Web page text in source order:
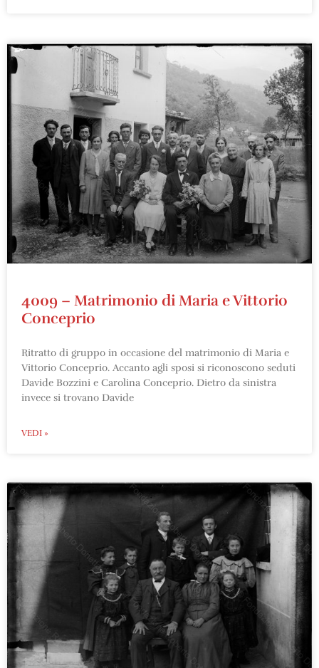
4009 – Matrimonio di Maria e Vittorio
Conceprio
Ritratto di gruppo in occasione del matrimonio di Maria e
Vittorio Conceprio. Accanto agli sposi si riconoscono seduti
Davide Bozzini e Carolina Conceprio. Dietro da sinistra
invece si trovano Davide
VEDI »